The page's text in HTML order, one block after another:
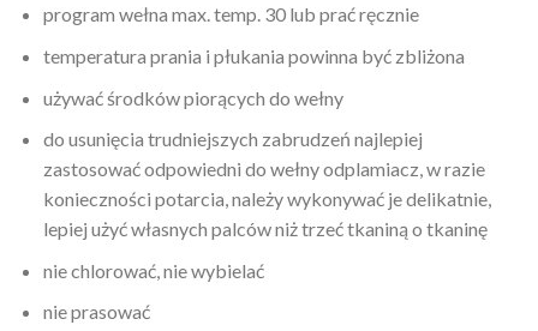
program wełna max. temp. 30 lub prać ręcznie
temperatura prania i płukania powinna być zbliżona
używać środków piorących do wełny
do usunięcia trudniejszych zabrudzeń najlepiej
zastosować odpowiedni do wełny odplamiacz, w razie
konieczności potarcia, należy wykonywać je delikatnie,
lepiej użyć własnych palców niż trzeć tkaniną o tkaninę
nie chlorować, nie wybielać
nie prasować